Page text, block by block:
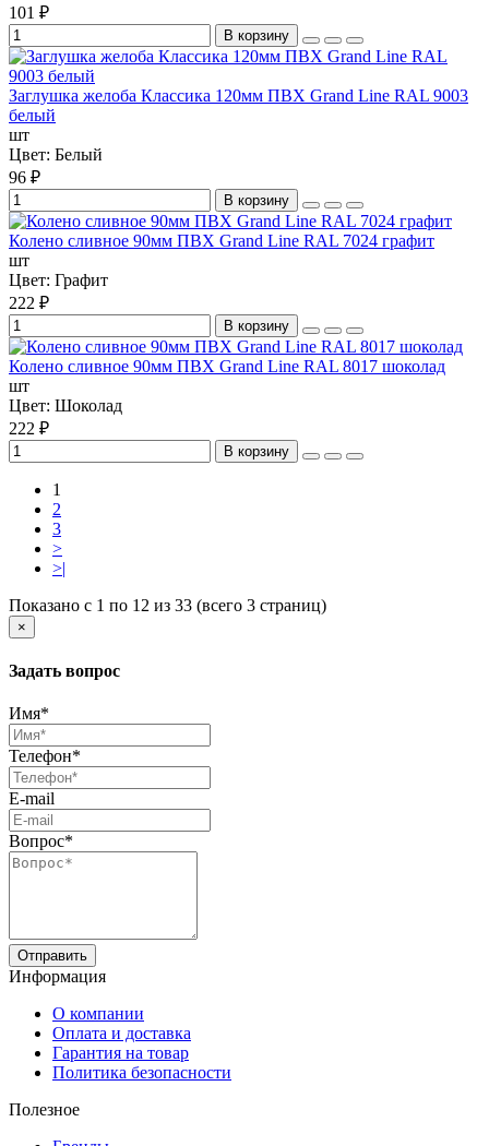
101 ₽
В корзину
Заглушка желоба Классика 120мм ПВХ Grand Line RAL 9003
белый
шт
Цвет: Белый
96 ₽
В корзину
Колено сливное 90мм ПВХ Grand Line RAL 7024 графит
шт
Цвет: Графит
222 ₽
В корзину
Колено сливное 90мм ПВХ Grand Line RAL 8017 шоколад
шт
Цвет: Шоколад
222 ₽
В корзину
1
2
3
>
>|
Показано с 1 по 12 из 33 (всего 3 страниц)
×
Задать вопрос
Имя*
Телефон*
E-mail
Вопрос*
Отправить
Информация
О компании
Оплата и доставка
Гарантия на товар
Политика безопасности
Полезное